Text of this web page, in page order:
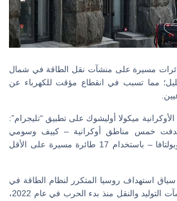
مسيرة على منشآت نقل الطاقة في شمال
مما تسبب في انقطاع مؤقت للكهرباء عن
ميكولا أوليشوك على تطبيق “تليجرام”:
خمس مناطق أوكرانية – كييف وسومي
وتشرنيهيف وخاركوف وبولتافا – باستخدام 17 طائرة مسيرة على الأقل
استهداف روسيا المتكرر لنظام الطاقة في
أوكرانيا بما في ذلك منشآت التوليد والنقل منذ بدء الحرب في عام 2022،